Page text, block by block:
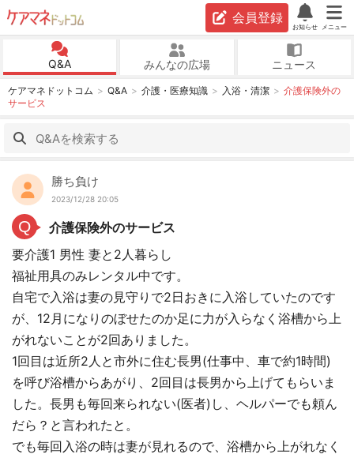
会員登録
お知らせ メニュー
Q&A みんなの広場 ニュース
ケアマネドットコム Q&A 介護・医療知識 入浴・清潔
介護保険外の
サービス
勝ち負け
2023/12/28 20:05
Q
介護保険外のサービス
要介護1 男性 妻と2人暮らし
福祉用具のみレンタル中です。
自宅で入浴は妻の見守りで2日おきに入浴していたのです
が、12月になりのぼせたのか足に力が入らなく浴槽から上
がれないことが2回ありました。
1回目は近所2人と市外に住む長男(仕事中、車で約1時間)
を呼び浴槽からあがり、2回目は長男から上げてもらいま
した。長男も毎回来られない(医者)し、ヘルパーでも頼ん
だら？と言われたと。
でも毎回入浴の時は妻が見れるので、浴槽から上がれなく